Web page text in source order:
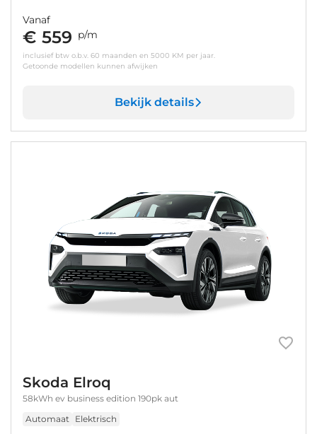
Vanaf
€ 559 p/m
inclusief btw o.b.v. 60 maanden en 5000 KM per jaar.
Getoonde modellen kunnen afwijken
Bekijk details
Skoda Elroq
58kWh ev business edition 190pk aut
Automaat
Elektrisch